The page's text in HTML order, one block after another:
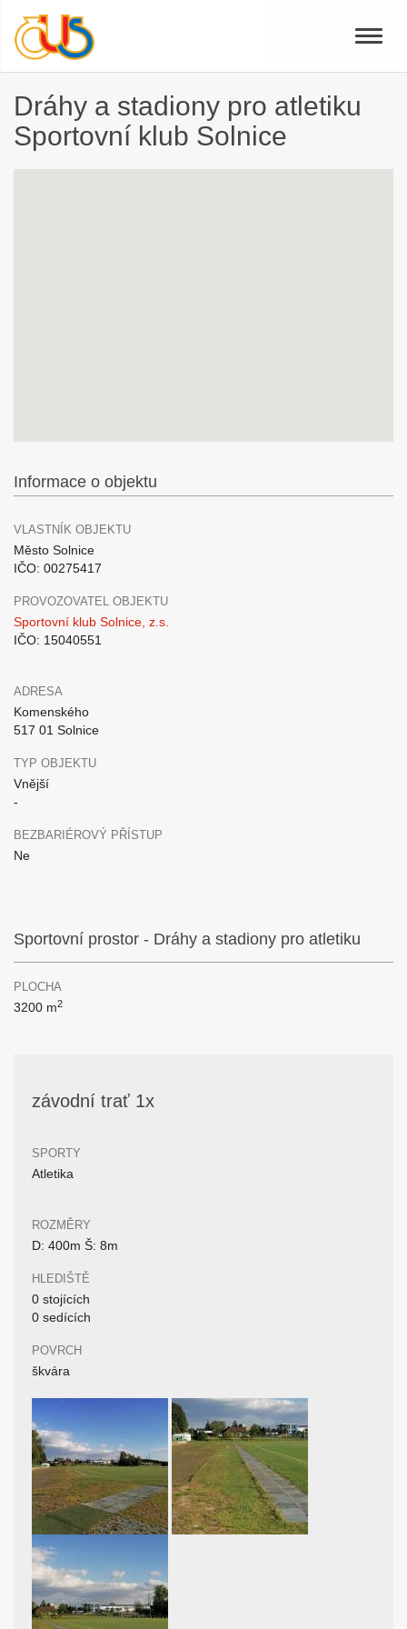
Toggle
Dráhy a stadiony pro atletiku
Sportovní klub Solnice
Informace o objektu
VLASTNÍK OBJEKTU
Město Solnice
IČO: 00275417
PROVOZOVATEL OBJEKTU
Sportovní klub Solnice, z.s.
IČO: 15040551
ADRESA
Komenského
517 01 Solnice
TYP OBJEKTU
Vnější
-
BEZBARIÉROVÝ PŘÍSTUP
Ne
Sportovní prostor - Dráhy a stadiony pro atletiku
PLOCHA
3200 m2
závodní trať 1x
SPORTY
Atletika
ROZMĚRY
D: 400m Š: 8m
HLEDIŠTĚ
0 stojících
0 sedících
POVRCH
škvára